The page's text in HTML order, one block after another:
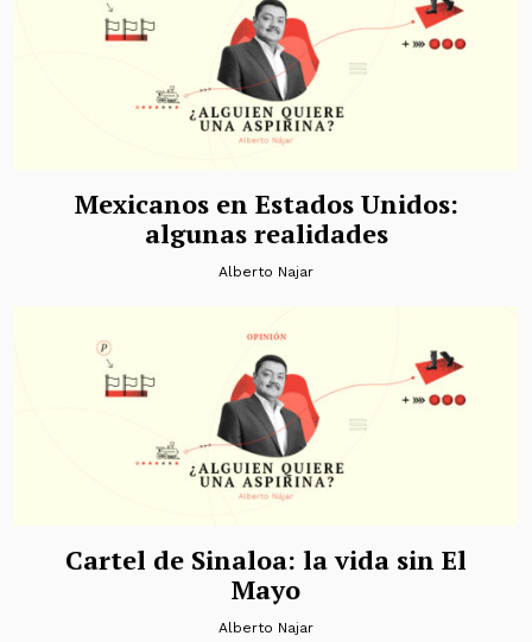
Mexicanos en Estados Unidos:
algunas realidades
Alberto Najar
Cartel de Sinaloa: la vida sin El
Mayo
Alberto Najar